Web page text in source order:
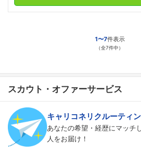
1〜7件表示
（全7件中）
スカウト・オファーサービス
キャリコネリクルーティ
あなたの希望・経歴にマッチ
人をお届け！